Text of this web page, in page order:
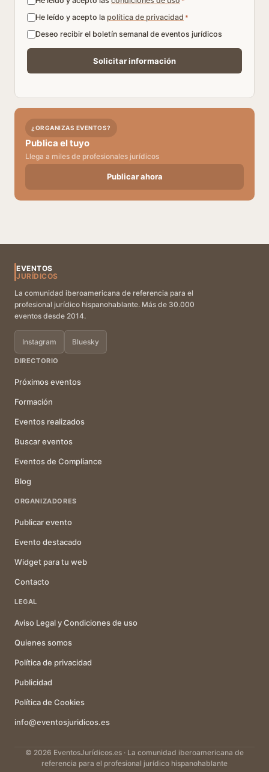
He leído y acepto la política de privacidad *
Deseo recibir el boletín semanal de eventos jurídicos
¿ORGANIZAS EVENTOS?
Publica el tuyo
Llega a miles de profesionales jurídicos
Publicar ahora
EVENTOS
JURÍDICOS
La comunidad iberoamericana de referencia para el
profesional jurídico hispanohablante. Más de 30.000
eventos desde 2014.
Instagram Bluesky
DIRECTORIO
Próximos eventos
Formación
Eventos realizados
Buscar eventos
Eventos de Compliance
Blog
ORGANIZADORES
Publicar evento
Evento destacado
Widget para tu web
Contacto
LEGAL
Aviso Legal y Condiciones de uso
Quienes somos
Política de privacidad
Publicidad
Política de Cookies
info@eventosjuridicos.es
© 2026 EventosJurídicos.es · La comunidad iberoamericana de
referencia para el profesional jurídico hispanohablante